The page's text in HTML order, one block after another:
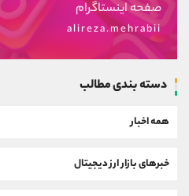
صفحه اینستاگرام
alireza.mehrabii
دسته بندی مطالب
همه اخبار
خبرهای بازار ارز دیجیتال